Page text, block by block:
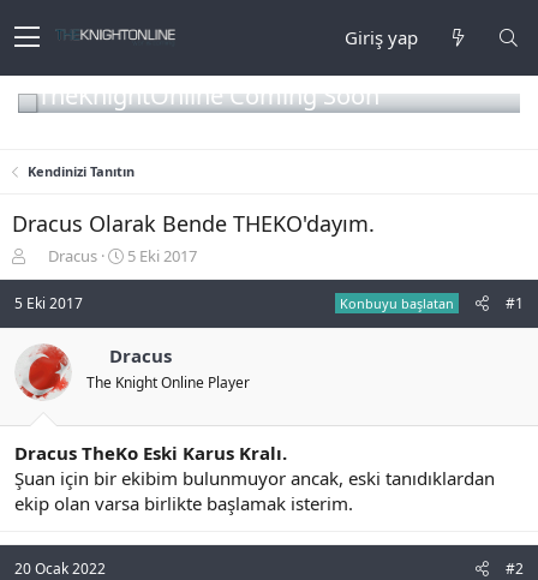
Giriş yap
TheKnightOnline Coming Soon
Kendinizi Tanıtın
Dracus Olarak Bende THEKO'dayım.
o
n
u
y
u
b
a
ş
a
t
Dracus
B
a
n
g
ç
t
a
i
5 Eki 2017
5 Eki 2017 Konbuyu başlatan #1
Dracus
The Knight Online Player
Dracus TheKo Eski Karus Kralı.
Şuan için bir ekibim bulunmuyor ancak, eski tanıdıklardan
ekip olan varsa birlikte başlamak isterim.
20 Ocak 2022 #2